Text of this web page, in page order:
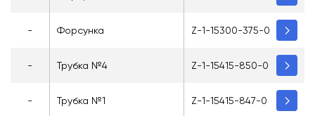
- Форсунка Z-1-15300-375-0
- Трубка №4 Z-1-15415-850-0
- Трубка №1 Z-1-15415-847-0